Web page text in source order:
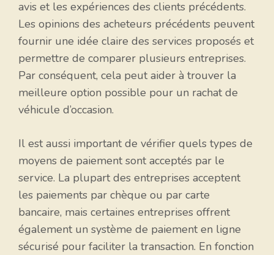
avis et les expériences des clients précédents.
Les opinions des acheteurs précédents peuvent
fournir une idée claire des services proposés et
permettre de comparer plusieurs entreprises.
Par conséquent, cela peut aider à trouver la
meilleure option possible pour un rachat de
véhicule d’occasion.
Il est aussi important de vérifier quels types de
moyens de paiement sont acceptés par le
service. La plupart des entreprises acceptent
les paiements par chèque ou par carte
bancaire, mais certaines entreprises offrent
également un système de paiement en ligne
sécurisé pour faciliter la transaction. En fonction